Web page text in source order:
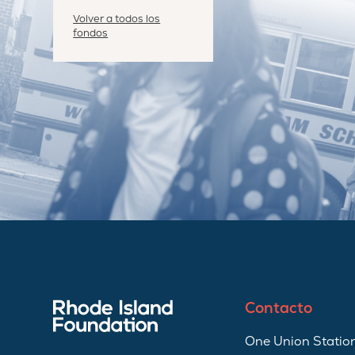
Volver a todos los
fondos
Contacto
One Union